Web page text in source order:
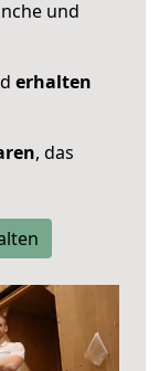
und
erhalten
, das